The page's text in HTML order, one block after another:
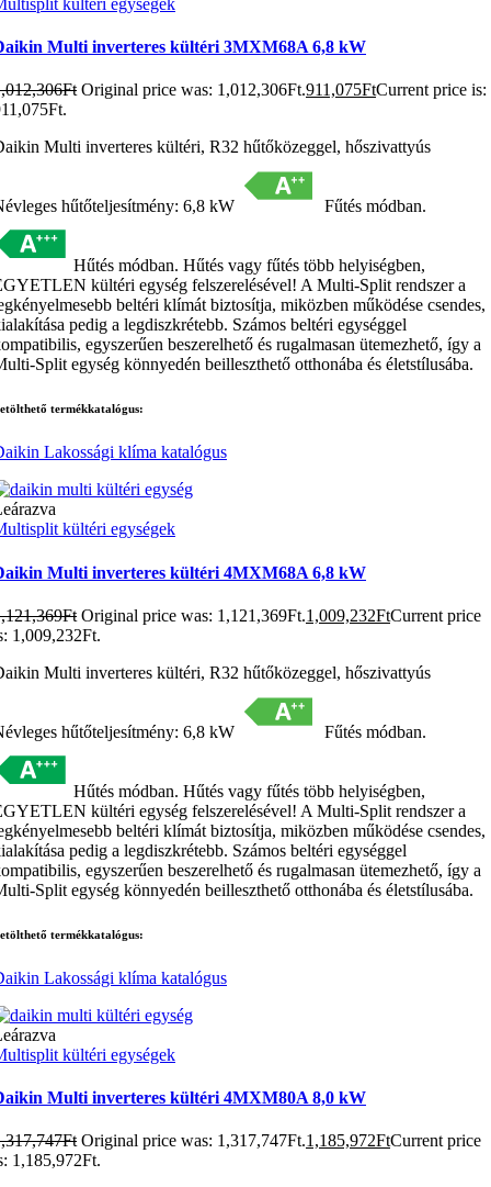
Multi inverteres kültéri 3MXM68A 6,8 kW
Ft Original price was: 1,012,306Ft.911,075FtCurrent price is:
Multi inverteres kültéri, R32 hűtőközeggel, hőszivattyús
hűtőteljesítmény: 6,8 kW Fűtés módban.
Hűtés módban. Hűtés vagy fűtés több helyiségben,
kültéri egység felszerelésével! A Multi-Split rendszer a
beltéri klímát biztosítja, miközben működése csendes,
pedig a legdiszkrétebb. Számos beltéri egységgel
egyszerűen beszerelhető és rugalmasan ütemezhető, így a
Split egység könnyedén beilleszthető otthonába és életstílusába.
termékkatalógus:
Lakossági klíma katalógus
kültéri egységek
Multi inverteres kültéri 4MXM68A 6,8 kW
Ft Original price was: 1,121,369Ft.1,009,232FtCurrent price
1,009,232Ft.
Multi inverteres kültéri, R32 hűtőközeggel, hőszivattyús
hűtőteljesítmény: 6,8 kW Fűtés módban.
Hűtés módban. Hűtés vagy fűtés több helyiségben,
kültéri egység felszerelésével! A Multi-Split rendszer a
beltéri klímát biztosítja, miközben működése csendes,
pedig a legdiszkrétebb. Számos beltéri egységgel
egyszerűen beszerelhető és rugalmasan ütemezhető, így a
Split egység könnyedén beilleszthető otthonába és életstílusába.
termékkatalógus:
Lakossági klíma katalógus
kültéri egységek
Multi inverteres kültéri 4MXM80A 8,0 kW
Ft Original price was: 1,317,747Ft.1,185,972FtCurrent price
1,185,972Ft.